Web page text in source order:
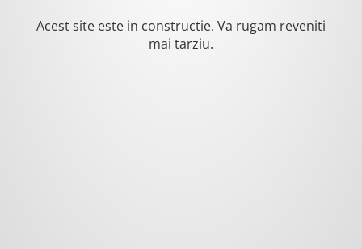
Acest site este in constructie. Va rugam reveniti
mai tarziu.